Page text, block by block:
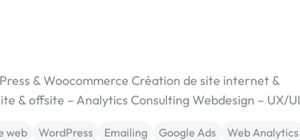
& Woocommerce Création de site internet &
& offsite – Analytics Consulting Webdesign – UX/UI
web WordPress Emailing Google Ads Web Analytics